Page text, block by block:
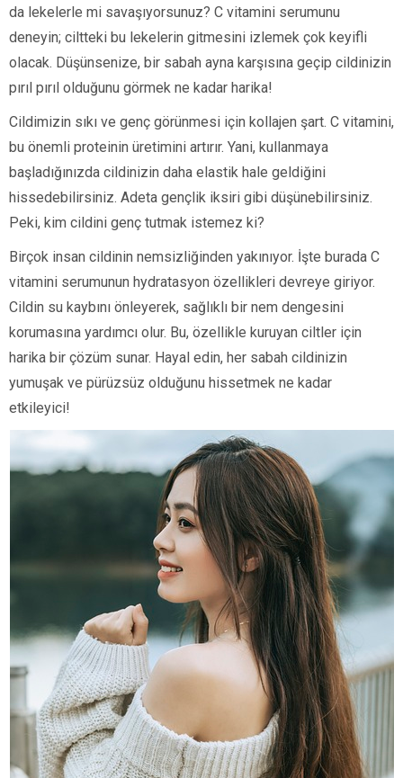
da lekelerle mi savaşıyorsunuz? C vitamini serumunu
deneyin; ciltteki bu lekelerin gitmesini izlemek çok keyifli
olacak. Düşünsenize, bir sabah ayna karşısına geçip cildinizin
pırıl pırıl olduğunu görmek ne kadar harika!
Cildimizin sıkı ve genç görünmesi için kollajen şart. C vitamini,
bu önemli proteinin üretimini artırır. Yani, kullanmaya
başladığınızda cildinizin daha elastik hale geldiğini
hissedebilirsiniz. Adeta gençlik iksiri gibi düşünebilirsiniz.
Peki, kim cildini genç tutmak istemez ki?
Birçok insan cildinin nemsizliğinden yakınıyor. İşte burada C
vitamini serumunun hydratasyon özellikleri devreye giriyor.
Cildin su kaybını önleyerek, sağlıklı bir nem dengesini
korumasına yardımcı olur. Bu, özellikle kuruyan ciltler için
harika bir çözüm sunar. Hayal edin, her sabah cildinizin
yumuşak ve pürüzsüz olduğunu hissetmek ne kadar
etkileyici!